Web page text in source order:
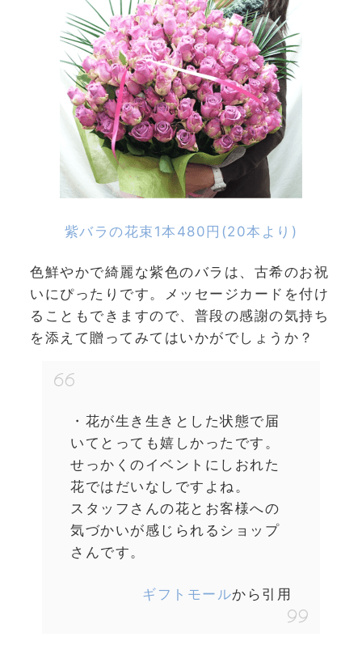
紫バラの花束1本480円(20本より)
色鮮やかで綺麗な紫色のバラは、古希のお祝
いにぴったりです。メッセージカードを付け
ることもできますので、普段の感謝の気持ち
を添えて贈ってみてはいかがでしょうか？
・花が生き生きとした状態で届
いてとっても嬉しかったです。
せっかくのイベントにしおれた
花ではだいなしですよね。
スタッフさんの花とお客様への
気づかいが感じられるショップ
さんです。
ギフトモールから引用